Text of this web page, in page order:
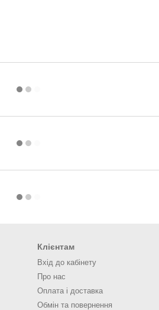
Клієнтам
Вхід до кабінету
Про нас
Оплата і доставка
Обмін та повернення